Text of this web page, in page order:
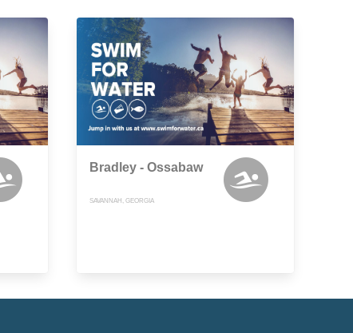
Bradley - Ossabaw
SAVANNAH, GEORGIA